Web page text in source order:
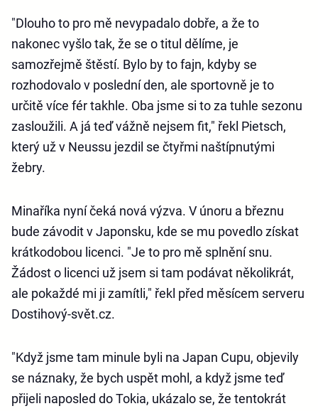
"Dlouho to pro mě nevypadalo dobře, a že to
nakonec vyšlo tak, že se o titul dělíme, je
samozřejmě štěstí. Bylo by to fajn, kdyby se
rozhodovalo v poslední den, ale sportovně je to
určitě více fér takhle. Oba jsme si to za tuhle sezonu
zasloužili. A já teď vážně nejsem fit," řekl Pietsch,
který už v Neussu jezdil se čtyřmi naštípnutými
žebry.
Minaříka nyní čeká nová výzva. V únoru a březnu
bude závodit v Japonsku, kde se mu povedlo získat
krátkodobou licenci. "Je to pro mě splnění snu.
Žádost o licenci už jsem si tam podávat několikrát,
ale pokaždé mi ji zamítli," řekl před měsícem serveru
Dostihový-svět.cz.
"Když jsme tam minule byli na Japan Cupu, objevily
se náznaky, že bych uspět mohl, a když jsme teď
přijeli naposled do Tokia, ukázalo se, že tentokrát